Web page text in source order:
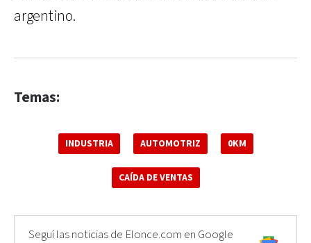
argentino.
Temas:
INDUSTRIA AUTOMOTRIZ 0KM
CAÍDA DE VENTAS
Seguí las noticias de Elonce.com en Google